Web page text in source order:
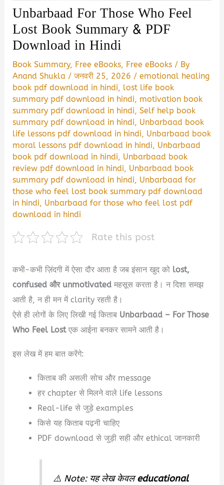
Unbarbaad For Those Who Feel
Lost Book Summary & PDF
Download in Hindi
Book Summary, Free eBooks, Free eBooks / By
Anand Shukla /जनवरी 25, 2026 /emotional healing
book pdf download in hindi, lost life book
summary pdf download in hindi, motivation book
summary pdf download in hindi,Self help book
summary pdf download in hindi, Unbarbaad book
life lessons pdf download in hindi, Unbarbaad book
moral lessons pdf download in hindi, Unbarbaad
book pdf download in hindi, Unbarbaad book
review pdf download in hindi, Unbarbaad book
summary pdf download in hindi, Unbarbaad for
those who feel lost book summary pdf download
in hindi, Unbarbaad for those who feel lost pdf
download in hindi
Rate this post
कभी-कभी ज़िंदगी में ऐसा दौर आता है जब इंसान खुद को lost,
confused और unmotivated महसूस करता है। न दिशा समझ
आती है, न ही मन में clarity रहती है।
ऐसे ही लोगों के लिए लिखी गई किताब Unbarbaad – For Those
Who Feel Lostएक आईना बनकर सामने आती है।
इस लेख में हम बात करेंगे:
किताब की असली सोच और message
हर chapter से मिलने वाले life lessons
Real-life से जुड़े examples
किसे यह किताब पढ़नी चाहिए
PDF download से जुड़ी सही और ethical जानकारी
⚠️ Note: यह लेख केवलeducational